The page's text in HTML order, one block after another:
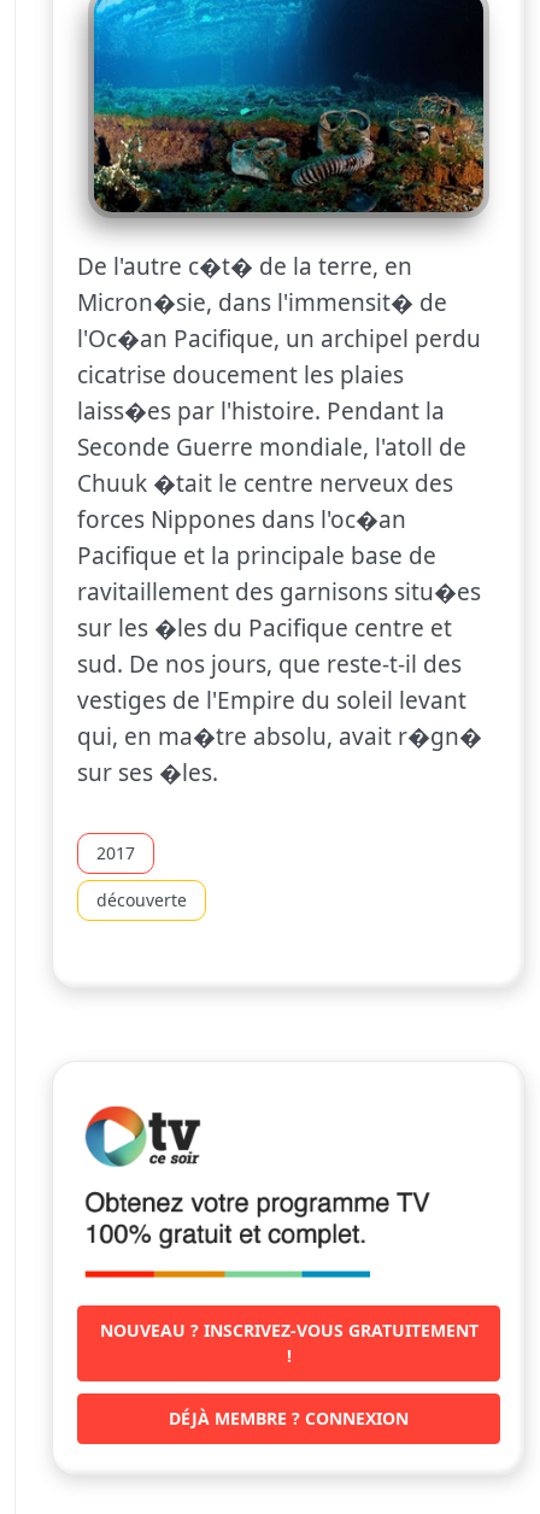
De l'autre c�t� de la terre, en
Micron�sie, dans l'immensit� de
l'Oc�an Pacifique, un archipel perdu
cicatrise doucement les plaies
laiss�es par l'histoire. Pendant la
Seconde Guerre mondiale, l'atoll de
Chuuk �tait le centre nerveux des
forces Nippones dans l'oc�an
Pacifique et la principale base de
ravitaillement des garnisons situ�es
sur les �les du Pacifique centre et
sud. De nos jours, que reste-t-il des
vestiges de l'Empire du soleil levant
qui, en ma�tre absolu, avait r�gn�
sur ses �les.
2017
découverte
NOUVEAU ? INSCRIVEZ-VOUS GRATUITEMENT
!
DÉJÀ MEMBRE ? CONNEXION